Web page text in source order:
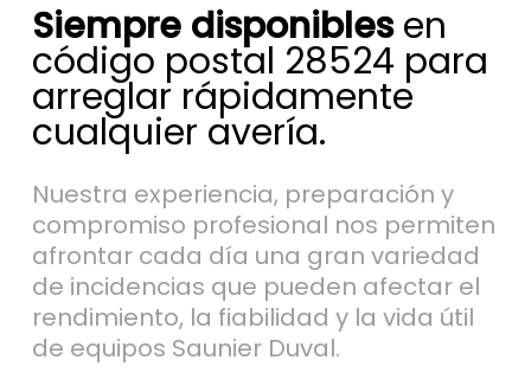
Siempre disponiblesen
código postal 28524 para
arreglar rápidamente
cualquier avería.
Nuestra experiencia, preparación y
compromiso profesional nos permiten
afrontar cada día una gran variedad
de incidencias que pueden afectar el
rendimiento, la fiabilidad y la vida útil
de equipos Saunier Duval.